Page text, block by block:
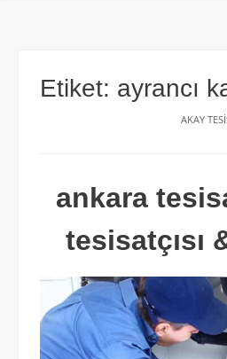
Etiket: ayrancı
AKAY
ankara
tesisatçısı